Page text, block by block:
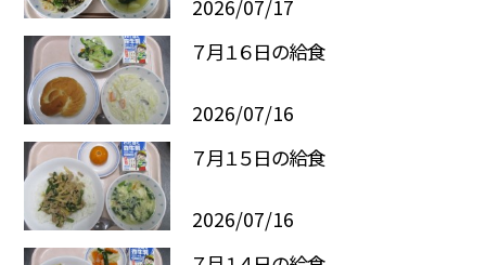
2026/07/17
７月１６日の給食
2026/07/16
７月１５日の給食
2026/07/16